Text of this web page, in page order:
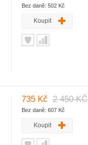
Bez daně: 502 Kč
Koupit
735 Kč 2 450 KČ
Bez daně: 607 Kč
Koupit